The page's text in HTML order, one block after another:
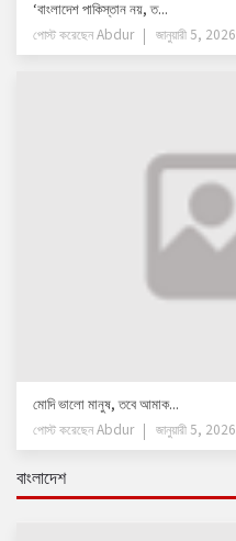
‘বাংলাদেশ পাকিস্তান নয়, ত...
পোস্ট করেছেনAbdur জানুয়ারী 5, 2026
মোদি ভালো মানুষ, তবে আমাক...
পোস্ট করেছেনAbdur জানুয়ারী 5, 2026
বাংলাদেশ